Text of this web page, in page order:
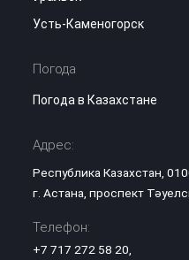
Усть-Каменогорск
Погода
Погода в Казахстане
Адрес:
Республика Казахстан,
г. Астана, проспект
Телефон:
+7 717 272 58 20